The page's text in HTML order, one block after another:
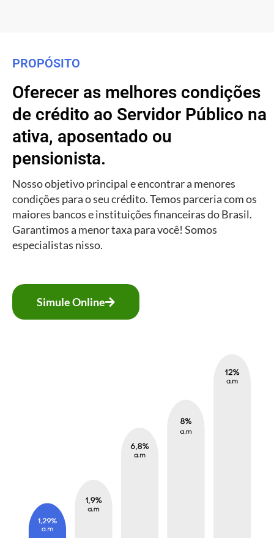
PROPÓSITO
Oferecer as melhores condições
de crédito ao Servidor Público na
ativa, aposentado ou
pensionista.
Nosso objetivo principal e encontrar a menores
condições para o seu crédito. Temos parceria com os
maiores bancos e instituições financeiras do Brasil.
Garantimos a menor taxa para você! Somos
especialistas nisso.
Simule Online